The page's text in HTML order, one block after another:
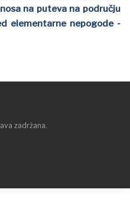
na puteva na području
elementarne nepogode -
zadržana.